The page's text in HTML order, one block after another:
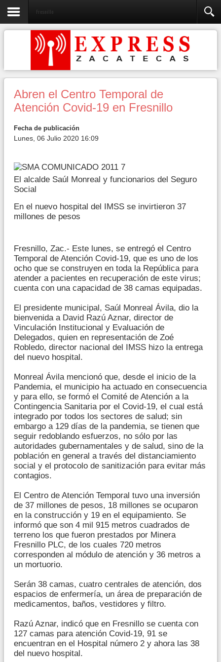
Fresnillo
Abren el Centro Temporal de
Atención Covid-19 en Fresnillo
Fecha de publicación
Lunes, 06 Julio 2020 16:09
El alcalde Saúl Monreal y funcionarios del Seguro
Social
En el nuevo hospital del IMSS se invirtieron 37
millones de pesos
Fresnillo, Zac.- Este lunes, se entregó el Centro
Temporal de Atención Covid-19, que es uno de los
ocho que se construyen en toda la República para
atender a pacientes en recuperación de este virus;
cuenta con una capacidad de 38 camas equipadas.
El presidente municipal, Saúl Monreal Ávila, dio la
bienvenida a David Razú Aznar, director de
Vinculación Institucional y Evaluación de
Delegados, quien en representación de Zoé
Robledo, director nacional del IMSS hizo la entrega
del nuevo hospital.
Monreal Ávila mencionó que, desde el inicio de la
Pandemia, el municipio ha actuado en consecuencia
y para ello, se formó el Comité de Atención a la
Contingencia Sanitaria por el Covid-19, el cual está
integrado por todos los sectores de salud; sin
embargo a 129 días de la pandemia, se tienen que
seguir redoblando esfuerzos, no sólo por las
autoridades gubernamentales y de salud, sino de la
población en general a través del distanciamiento
social y el protocolo de sanitización para evitar más
contagios.
El Centro de Atención Temporal tuvo una inversión
de 37 millones de pesos, 18 millones se ocuparon
en la construcción y 19 en el equipamiento. Se
informó que son 4 mil 915 metros cuadrados de
terreno los que fueron prestados por Minera
Fresnillo PLC, de los cuales 720 metros
corresponden al módulo de atención y 36 metros a
un mortuorio.
Serán 38 camas, cuatro centrales de atención, dos
espacios de enfermería, un área de preparación de
medicamentos, baños, vestidores y filtro.
Razú Aznar, indicó que en Fresnillo se cuenta con
127 camas para atención Covid-19, 91 se
encuentran en el Hospital número 2 y ahora las 38
del nuevo hospital.